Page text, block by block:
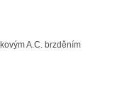
A.C. brzděním